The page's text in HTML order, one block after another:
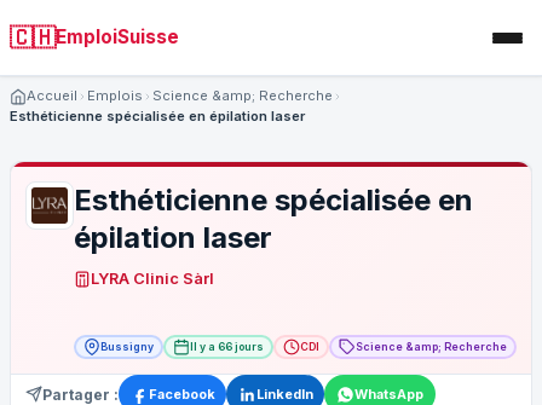
🇨🇭EmploiSuisse
Accueil Emplois
Science &amp; Recherche
Esthéticienne spécialisée en épilation laser
Esthéticienne spécialisée en
épilation laser
LYRA Clinic Sàrl
Bussigny Il y a 66 jours CDI Science &amp; Recherche
Partager : Facebook LinkedIn WhatsApp